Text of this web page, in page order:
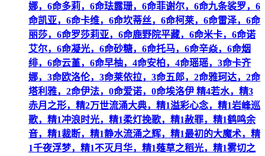
娜，6命多莉，6命珐露珊，6命菲谢尔，6命九条裟罗，6
命凯亚，6命卡维，6命坎蒂丝，6命柯莱，6命雷泽，6命
丽莎，6命罗莎莉亚，6命鹿野院平藏，6命米卡，6命诺
艾尔，6命凝光，6命砂糖，6命托马，6命辛焱，6命烟
绯，6命云堇，6命早柚，4命安柏，4命瑶瑶，3命卡齐
娜，3命欧洛伦，3命莱依拉，3命五郎，2命雅珂达，2命
塔利雅，2命伊法，0命爱诺，0命埃洛伊 精4若水，精3
赤月之形，精2万世流涌大典，精1溢彩心念，精1岩峰巡
歌，精1冲浪时光，精1柔灯挽歌，精1赦罪，精1鹤鸣余
音，精1裁断，精1静水流涌之辉，精1最初的大魔术，精
1千夜浮梦，精1不灭月华，精1薙草之稻光，精1雾切之